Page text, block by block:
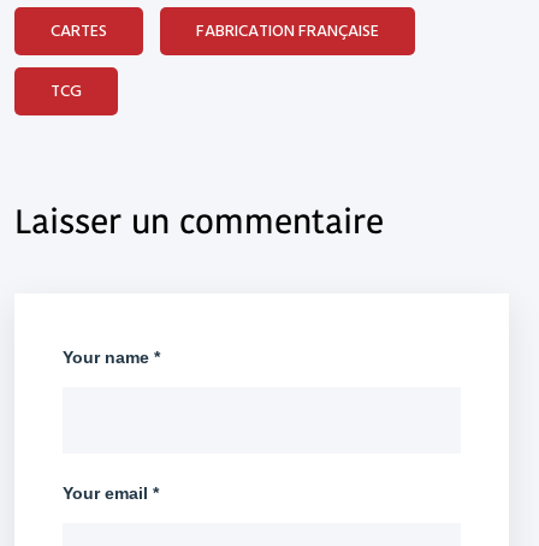
CARTES FABRICATION FRANÇAISE
TCG
Laisser un commentaire
Your name *
Your email *